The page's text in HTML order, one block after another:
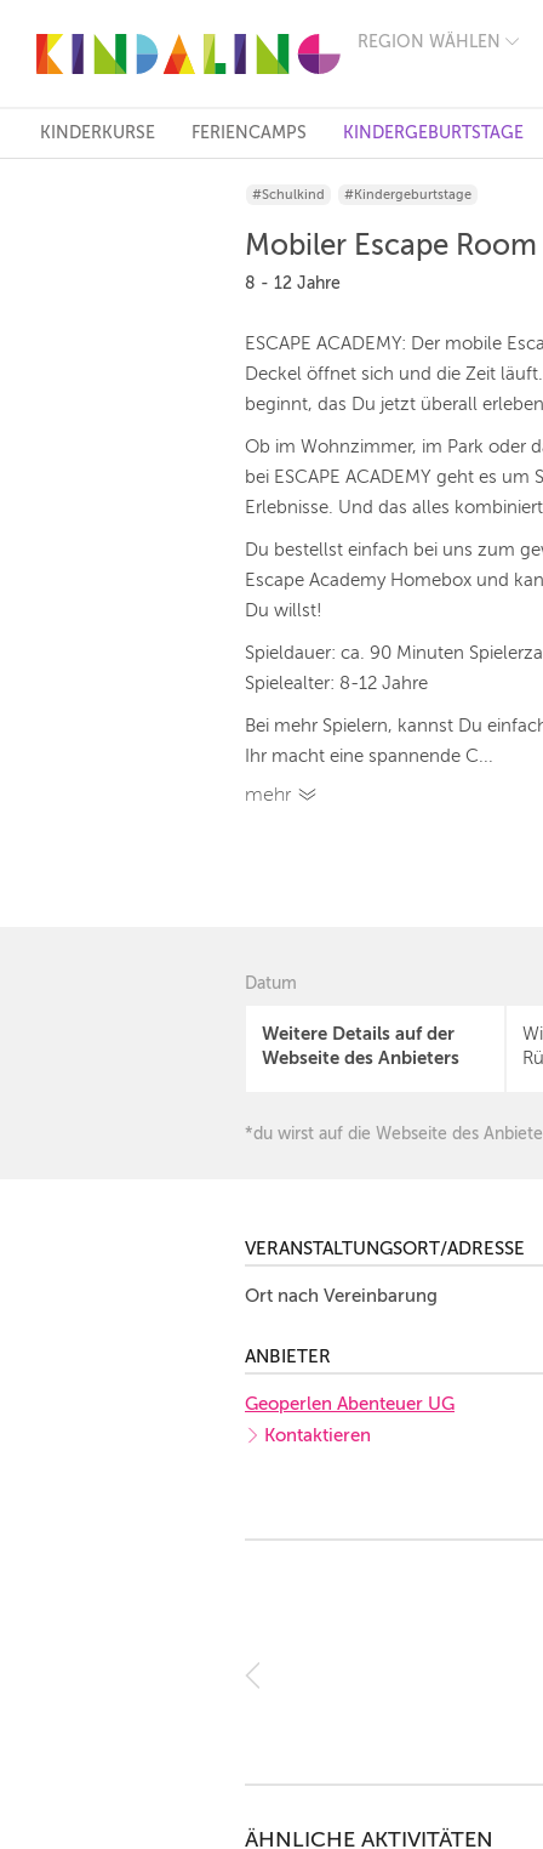
REGION WÄHLEN
FRANKFURT
KÖLN
STUTTGART
HANNOVER
WIEN
ZÜRICH
ANDERE
REGIONEN
KINDERKURSE FERIENCAMPS KINDERGEBURTSTAGE
#Schulkind #Kindergeburtstage
Mobiler Escape
8 - 12 Jahre
ESCAPE ACADEMY: Der mobile
Deckel öffnet sich und die Zeit
beginnt, das Du jetzt überall
Ob im Wohnzimmer, im Park oder
bei ESCAPE ACADEMY geht es
Erlebnisse. Und das alles
Du bestellst einfach bei uns zum
Escape Academy Homebox und
Du willst!
Spieldauer: ca. 90 Minuten
Spielealter: 8-12 Jahre
Bei mehr Spielern, kannst Du
Ihr macht eine spannende C...
mehr
Datum
Weitere Details auf der
Webseite des Anbieters
*du wirst auf die Webseite des
VERANSTALTUNGSORT/ADRESSE
Ort nach Vereinbarung
ANBIETER
Geoperlen Abenteuer UG
Kontaktieren
ÄHNLICHE AKTIVITÄTEN